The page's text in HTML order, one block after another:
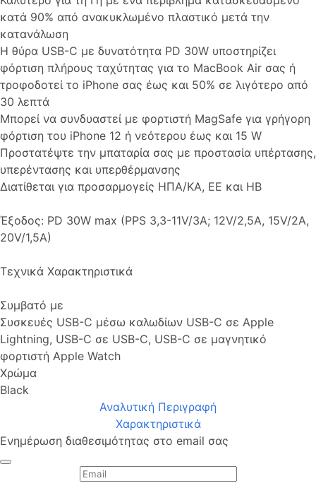
κατά 90% από ανακυκλωμένο πλαστικό μετά την
κατανάλωση
Η θύρα USB-C με δυνατότητα PD 30W υποστηρίζει
φόρτιση πλήρους ταχύτητας για το MacBook Air σας ή
τροφοδοτεί το iPhone σας έως και 50% σε λιγότερο από
30 λεπτά
Μπορεί να συνδυαστεί με φορτιστή MagSafe για γρήγορη
φόρτιση του iPhone 12 ή νεότερου έως και 15 W
Προστατέψτε την μπαταρία σας με προστασία υπέρτασης,
υπερέντασης και υπερθέρμανσης
Διατίθεται για προσαρμογείς ΗΠΑ/ΚΑ, ΕΕ και ΗΒ
Έξοδος: PD 30W max (PPS 3,3-11V/3A; 12V/2,5A, 15V/2A,
20V/1,5A)
Τεχνικά Χαρακτηριστικά
Συμβατό με
Συσκευές USB-C μέσω καλωδίων USB-C σε Apple
Lightning, USB-C σε USB-C, USB-C σε μαγνητικό
φορτιστή Apple Watch
Χρώμα
Black
Αναλυτική Περιγραφή
Χαρακτηριστικά
Ενημέρωση διαθεσιμότητας στο email σας